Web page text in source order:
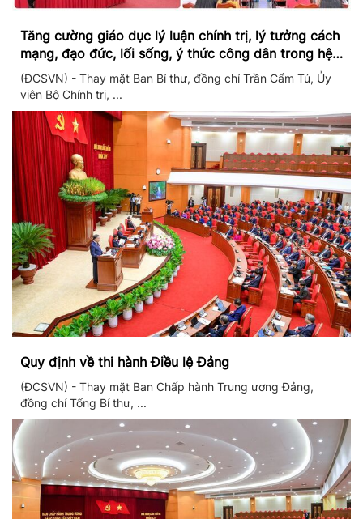
Tăng cường giáo dục lý luận chính trị, lý tưởng cách
mạng, đạo đức, lối sống, ý thức công dân trong hệ
thống giáo dục quốc dân
(ĐCSVN) - Thay mặt Ban Bí thư, đồng chí Trần Cẩm Tú, Ủy
viên Bộ Chính trị, ...
Quy định về thi hành Điều lệ Đảng
(ĐCSVN) - Thay mặt Ban Chấp hành Trung ương Đảng,
đồng chí Tổng Bí thư, ...